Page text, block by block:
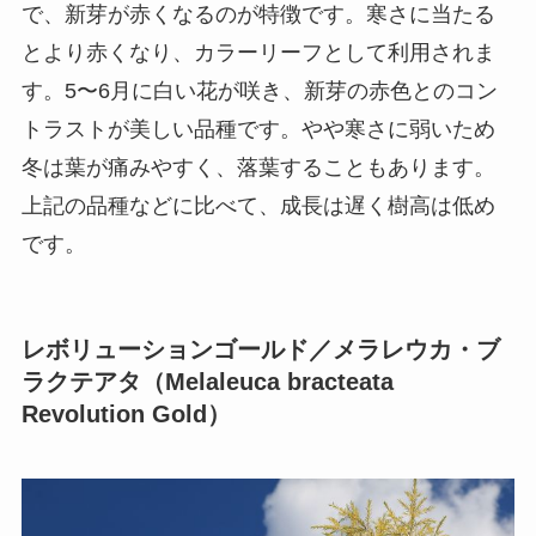
で、新芽が赤くなるのが特徴です。寒さに当たる
とより赤くなり、カラーリーフとして利用されま
す。5〜6月に白い花が咲き、新芽の赤色とのコン
トラストが美しい品種です。やや寒さに弱いため
冬は葉が痛みやすく、落葉することもあります。
上記の品種などに比べて、成長は遅く樹高は低め
です。
レボリューションゴールド／メラレウカ・ブ
ラクテアタ（Melaleuca bracteata
Revolution Gold）